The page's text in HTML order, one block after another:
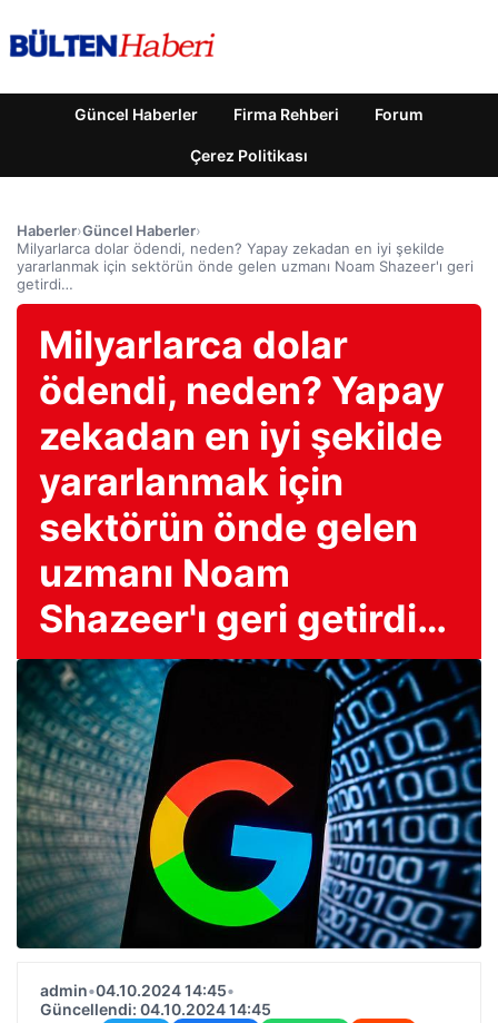
Güncel Haberler Firma Rehberi Forum
Çerez Politikası
Haberler›Güncel Haberler›
Milyarlarca dolar ödendi, neden? Yapay zekadan en iyi şekilde
yararlanmak için sektörün önde gelen uzmanı Noam Shazeer'ı geri
getirdi…
Milyarlarca dolar
ödendi, neden? Yapay
zekadan en iyi şekilde
yararlanmak için
sektörün önde gelen
uzmanı Noam
Shazeer'ı geri getirdi…
admin•04.10.2024 14:45•
Güncellendi: 04.10.2024 14:45